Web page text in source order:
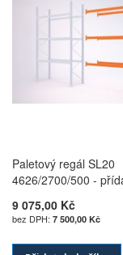
Paletový regál SL20
4626/2700/500 -
9 075,00 Kč
7 500,00 Kč